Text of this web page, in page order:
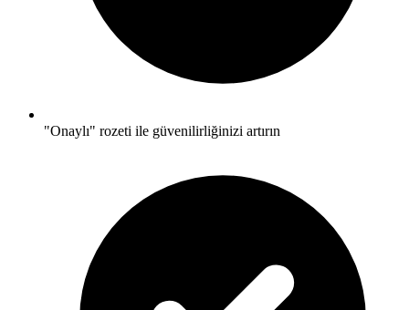
"Onaylı" rozeti ile güvenilirliğinizi artırın